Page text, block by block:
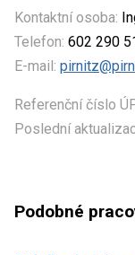
Kontaktní osoba:
Telefon: 602 290
E-mail:
Referenční číslo
Poslední
Podobné